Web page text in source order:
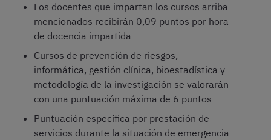
Los docentes que impartan los cursos arriba
mencionados recibirán 0,09 puntos por hora
de docencia impartida
Cursos de prevención de riesgos,
informática, gestión clínica, bioestadística y
metodología de la investigación se valorarán
con una puntuación máxima de 6 puntos
Puntuación específica por prestación de
servicios durante la situación de emergencia